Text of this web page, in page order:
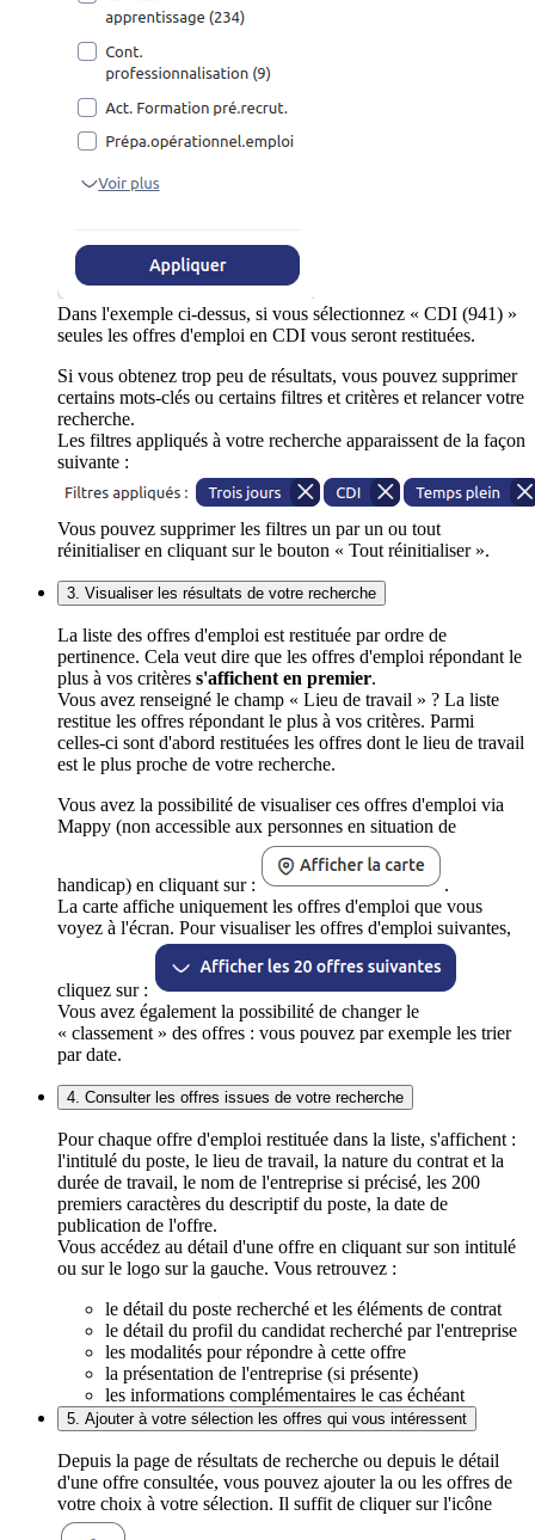
Dans l'exemple ci-dessus, si vous sélectionnez « CDI (941) »
seules les offres d'emploi en CDI vous seront restituées.
Si vous obtenez trop peu de résultats, vous pouvez supprimer
certains mots-clés ou certains filtres et critères et relancer votre
recherche.
Les filtres appliqués à votre recherche apparaissent de la façon
suivante :
Vous pouvez supprimer les filtres un par un ou tout
réinitialiser en cliquant sur le bouton « Tout réinitialiser ».
3. Visualiser les résultats de votre recherche
La liste des offres d'emploi est restituée par ordre de
pertinence. Cela veut dire que les offres d'emploi répondant le
plus à vos critères s'affichent en premier.
Vous avez renseigné le champ « Lieu de travail » ? La liste
restitue les offres répondant le plus à vos critères. Parmi
celles-ci sont d'abord restituées les offres dont le lieu de travail
est le plus proche de votre recherche.
Vous avez la possibilité de visualiser ces offres d'emploi via
Mappy (non accessible aux personnes en situation de
handicap) en cliquant sur :
.
La carte affiche uniquement les offres d'emploi que vous
voyez à l'écran. Pour visualiser les offres d'emploi suivantes,
cliquez sur :
Vous avez également la possibilité de changer le
« classement » des offres : vous pouvez par exemple les trier
par date.
4. Consulter les offres issues de votre recherche
Pour chaque offre d'emploi restituée dans la liste, s'affichent :
l'intitulé du poste, le lieu de travail, la nature du contrat et la
durée de travail, le nom de l'entreprise si précisé, les 200
premiers caractères du descriptif du poste, la date de
publication de l'offre.
Vous accédez au détail d'une offre en cliquant sur son intitulé
ou sur le logo sur la gauche. Vous retrouvez :
le détail du poste recherché et les éléments de contrat
le détail du profil du candidat recherché par l'entreprise
les modalités pour répondre à cette offre
la présentation de l'entreprise (si présente)
les informations complémentaires le cas échéant
5. Ajouter à votre sélection les offres qui vous intéressent
Depuis la page de résultats de recherche ou depuis le détail
d'une offre consultée, vous pouvez ajouter la ou les offres de
votre choix à votre sélection. Il suffit de cliquer sur l'icône